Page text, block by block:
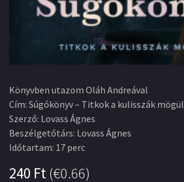
Könyvben utazom Oláh Andreával
Cím: Súgókönyv – Titkok a kulisszák mögül
Szerző: Lovass Ágnes
Beszélgetőtárs: Lovass Ágnes
Időtartam: 17 perc
240 Ft(€0.66)